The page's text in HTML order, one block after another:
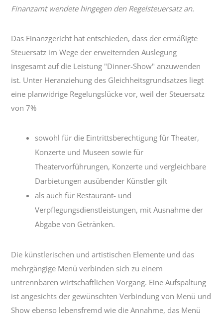
Finanzamt wendete hingegen den Regelsteuersatz an.
Das Finanzgericht hat entschieden, dass der ermäßigte
Steuersatz im Wege der erweiternden Auslegung
insgesamt auf die Leistung "Dinner-Show" anzuwenden
ist. Unter Heranziehung des Gleichheitsgrundsatzes liegt
eine planwidrige Regelungslücke vor, weil der Steuersatz
von 7%
sowohl für die Eintrittsberechtigung für Theater,
Konzerte und Museen sowie für
Theatervorführungen, Konzerte und vergleichbare
Darbietungen ausübender Künstler gilt
als auch für Restaurant- und
Verpflegungsdienstleistungen, mit Ausnahme der
Abgabe von Getränken.
Die künstlerischen und artistischen Elemente und das
mehrgängige Menü verbinden sich zu einem
untrennbaren wirtschaftlichen Vorgang. Eine Aufspaltung
ist angesichts der gewünschten Verbindung von Menü und
Show ebenso lebensfremd wie die Annahme, das Menü